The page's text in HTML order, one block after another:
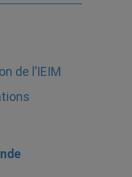
de l’IEIM